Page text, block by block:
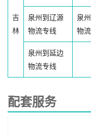
吉
林
泉州到辽源
物流专线
泉
物
泉州到延边
物流专线
配套服务